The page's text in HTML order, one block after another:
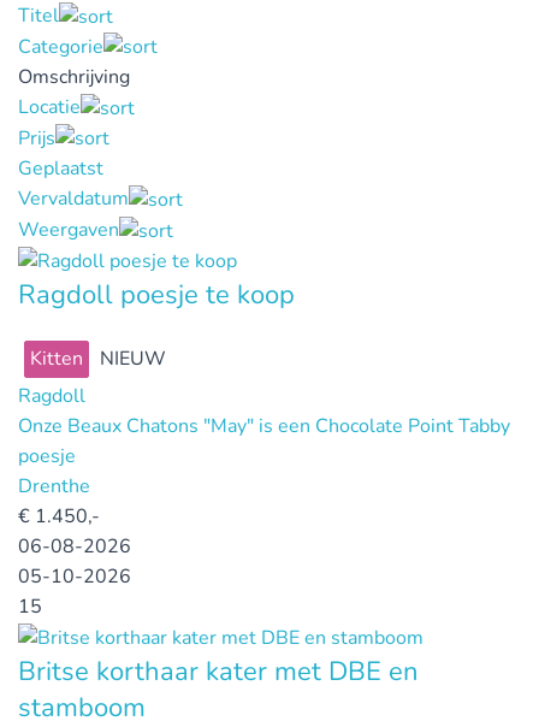
Titel
Categorie
Omschrijving
Locatie
Prijs
Geplaatst
Vervaldatum
Weergaven
Ragdoll poesje te koop
Kitten
NIEUW
Ragdoll
Onze Beaux Chatons "May" is een Chocolate Point Tabby
poesje
Drenthe
€ 1.450,-
06-08-2026
05-10-2026
15
Britse korthaar kater met DBE en
stamboom